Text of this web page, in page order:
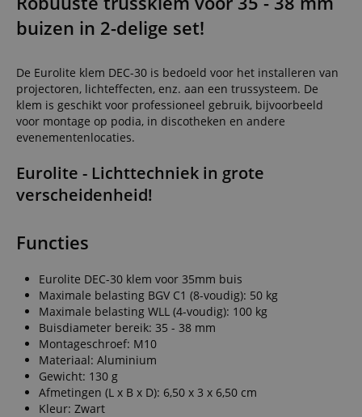
buizen in 2-delige set!
De Eurolite klem DEC-30 is bedoeld voor het installeren van
projectoren, lichteffecten, enz. aan een trussysteem. De
klem is geschikt voor professioneel gebruik, bijvoorbeeld
voor montage op podia, in discotheken en andere
evenementenlocaties.
Eurolite - Lichttechniek in grote
verscheidenheid!
Functies
Eurolite DEC-30 klem voor 35mm buis
Maximale belasting BGV C1 (8-voudig): 50 kg
Maximale belasting WLL (4-voudig): 100 kg
Buisdiameter bereik: 35 - 38 mm
Montageschroef: M10
Materiaal: Aluminium
Gewicht: 130 g
Afmetingen (L x B x D): 6,50 x 3 x 6,50 cm
Kleur: Zwart